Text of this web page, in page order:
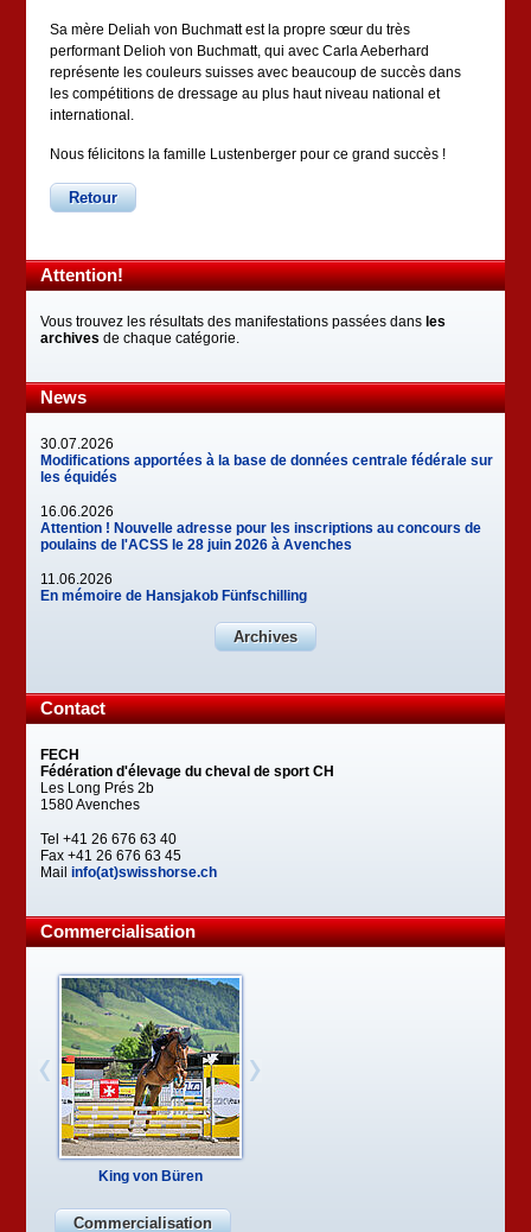
Sa mère Deliah von Buchmatt est la propre sœur du très
performant Delioh von Buchmatt, qui avec Carla Aeberhard
représente les couleurs suisses avec beaucoup de succès dans
les compétitions de dressage au plus haut niveau national et
international.
Nous félicitons la famille Lustenberger pour ce grand succès !
Retour
Attention!
Vous trouvez les résultats des manifestations passées dans les
archives de chaque catégorie.
News
30.07.2026
Modifications apportées à la base de données centrale fédérale sur
les équidés
16.06.2026
Attention ! Nouvelle adresse pour les inscriptions au concours de
poulains de l'ACSS le 28 juin 2026 à Avenches
11.06.2026
En mémoire de Hansjakob Fünfschilling
Archives
Contact
FECH
Fédération d'élevage du cheval de sport CH
Les Long Prés 2b
1580 Avenches
Tel +41 26 676 63 40
Fax +41 26 676 63 45
Mailinfo(at)swisshorse.ch
Commercialisation
King von Büren
Commercialisation